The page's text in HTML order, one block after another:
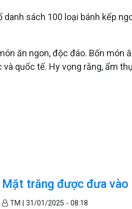
sách 100 loại bánh kếp
ăn ngon, độc đáo. Bốn
quốc tế. Hy vọng rằng, ẩm
Mặt trăng được đưa vào
TM |31/01/2025 - 08:18